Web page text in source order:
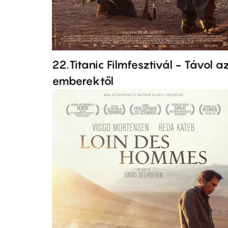
22.Titanic Filmfesztivál - Távol
emberektől